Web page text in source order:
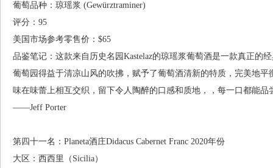
葡萄品种：琼瑶浆 (Gewürztraminer)
评分：95
美国市场参考零售价：$65
品鉴笔记：这款来自历史名园Kastelaz的琼瑶浆葡萄酒是一款真正的
葡萄园得益于清凉山风的吹拂，赋予了葡萄酒清新的特质，完美地
味在味蕾上相互交织，留下令人陶醉的口感和质地，，每一口都能
——Jeff Porter
第四十一名：Planeta酒庄Didacus Cabernet Franc 2020年份
大区：西西里（Sicilia）